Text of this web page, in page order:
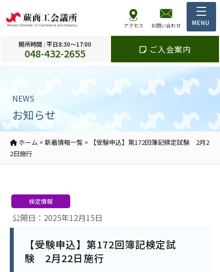
アクセス お問い合わせ
開所時間 : 平日8:30～17:00
048-432-2655 ご入会案内
NEWS
お知らせ
ホーム > 新着情報一覧 >
【受験申込】第172回簿記検定試験 2月2
2日施行
公開日：2025年12月15日
検定情報
【受験申込】第172回簿記検定試
験 2月22日施行